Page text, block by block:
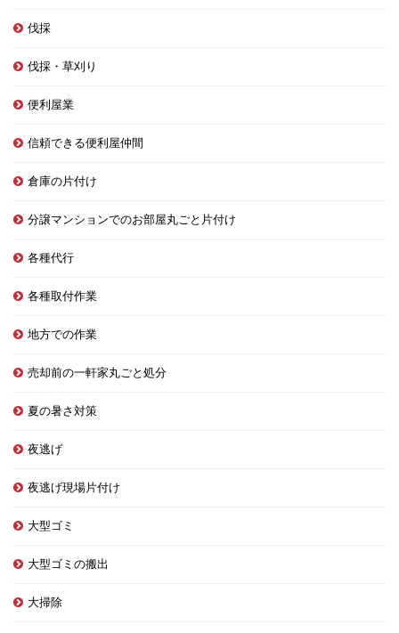
伐採
伐採・草刈り
便利屋業
信頼できる便利屋仲間
倉庫の片付け
分譲マンションでのお部屋丸ごと片付け
各種代行
各種取付作業
地方での作業
売却前の一軒家丸ごと処分
夏の暑さ対策
夜逃げ
夜逃げ現場片付け
大型ゴミ
大型ゴミの搬出
大掃除